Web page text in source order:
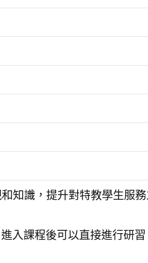
知識，提升對特教學生服務
入課程後可以直接進行研